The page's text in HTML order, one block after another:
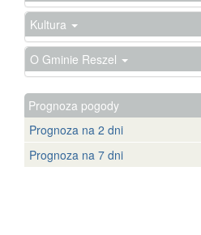
Kultura
O Gminie Reszel
Prognoza pogody
Prognoza na 2 dni
Prognoza na 7 dni